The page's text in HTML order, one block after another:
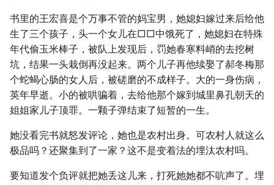
书里的王宏喜是个万事不管的妈宝男，她媳妇嫁过来后给他
生了三个孩子，头一个女儿在□□中饿死了，她媳妇在特殊
年代偷玉米棒子，被队上发现后，罚她春寒料峭的去挖树
坑，结果一头栽倒再没起来。两个儿子再他续娶了郝冬梅那
个蛇蝎心肠的女人后，被磋磨的不成样子。大的一身伤病，
英年早逝。小的被哄骗着，去给他那个嫁到城里鼻孔朝天的
姐姐家儿子顶罪。一颗子弹结束了短暂的一生。
她没看完书就怒发评论，她也是农村出身。可农村人就这么
极品吗？还聚集到了一家？这不是变着法的埋汰农村吗。
要知道发个负评就把她丢这儿来，打死她她都不吭声了。埋